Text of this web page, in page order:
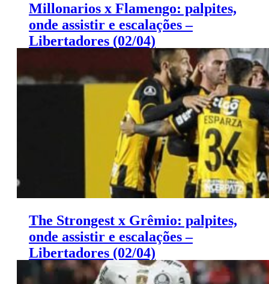
Millonarios x Flamengo: palpites,
onde assistir e escalações –
Libertadores (02/04)
Millonarios x Flamengo: palpites Libertadores (02/04)
The Strongest x Grêmio: palpites,
onde assistir e escalações –
Libertadores (02/04)
The Strongest x Grêmio: palpites Libertadores (02/04)